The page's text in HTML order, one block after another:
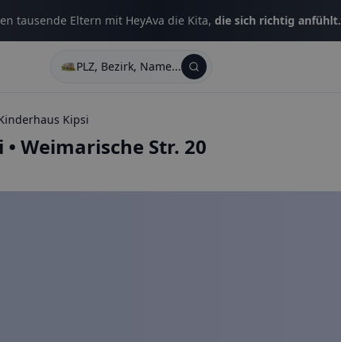
tausende Eltern mit HeyAva die Kita, die sich richtig anfühlt.
PLZ, Bezirk, Name...
Kipsi
• Weimarische Str. 20